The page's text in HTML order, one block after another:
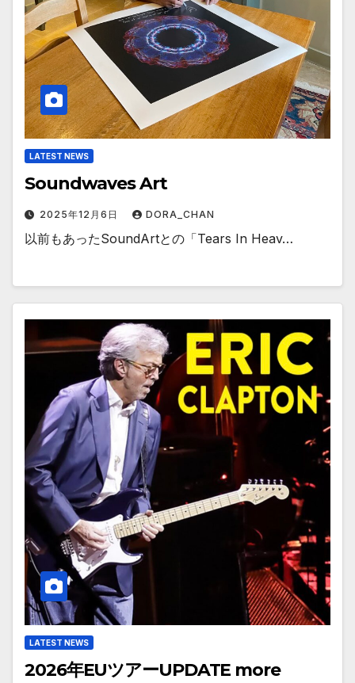
LATEST NEWS
Soundwaves Art
2025年12月6日 DORA_CHAN
以前もあったSoundArtとの「Tears In Heav…
LATEST NEWS
2026年EUツアーUPDATE more